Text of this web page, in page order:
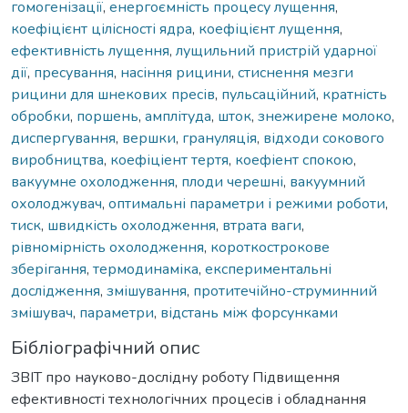
гомогенізації, енергоємність процесу лущення,
коефіцієнт цілісності ядра, коефіцієнт лущення,
ефективність лущення, лущильний пристрій ударної
дії, пресування, насіння рицини, стиснення мезги
рицини для шнекових пресів, пульсаційний, кратність
обробки, поршень, амплітуда, шток, знежирене молоко,
диспергування, вершки, грануляція, відходи сокового
виробництва, коефіціент тертя, коефіент спокою,
вакуумне охолодження, плоди черешні, вакуумний
охолоджувач, оптимальні параметри і режими роботи,
тиск, швидкість охолодження, втрата ваги,
рівномірність охолодження, короткострокове
зберігання, термодинаміка, експериментальні
дослідження, змішування, протитечійно-струминний
змішувач, параметри, відстань між форсунками
Бібліографічний опис
ЗВІТ про науково-дослідну роботу Підвищення
ефективності технологічних процесів і обладнання